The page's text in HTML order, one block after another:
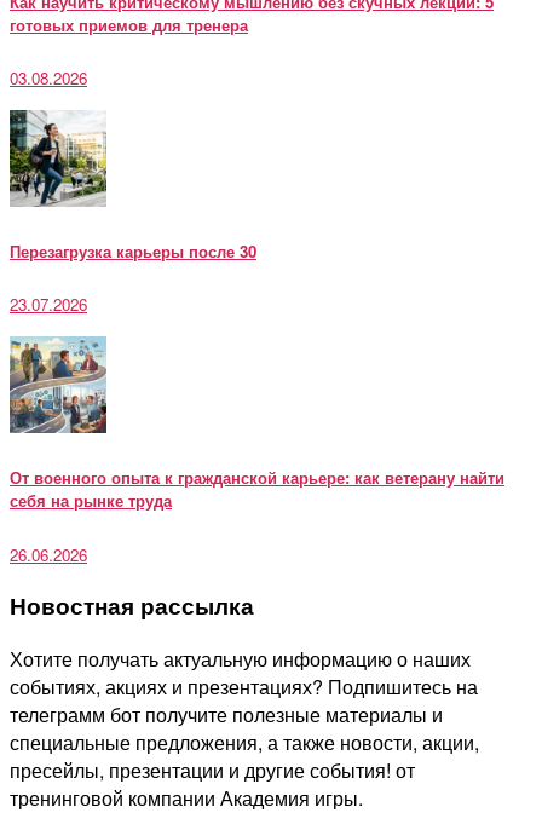
готовых приемов для тренера
03.08.2026
Перезагрузка карьеры после 30
23.07.2026
От военного опыта к гражданской карьере: как ветерану найти
себя на рынке труда
26.06.2026
Новостная рассылка
Хотите получать актуальную информацию о наших
событиях, акциях и презентациях? Подпишитесь на
телеграмм бот получите полезные материалы и
специальные предложения, а также новости, акции,
пресейлы, презентации и другие события! от
тренинговой компании Академия игры.